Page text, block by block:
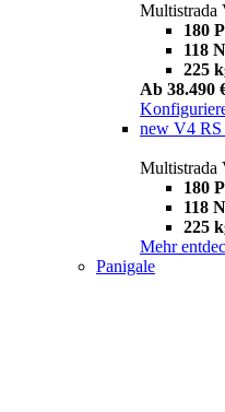
Multistrada
180
118
225
Ab 38.490
new V4 RS
Multistrada
180
118
225
Mehr
Panigale